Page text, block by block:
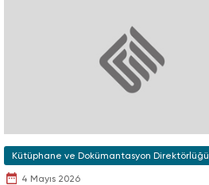
Kütüphane ve Dokümantasyon Direktörlüğü
4 Mayıs 2026